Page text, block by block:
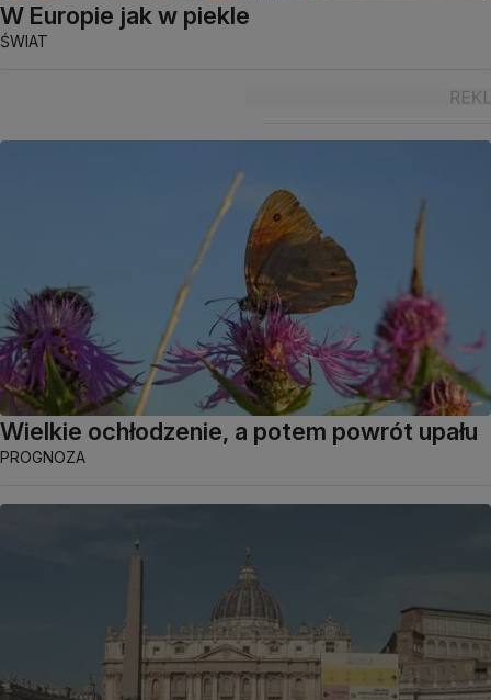
W Europie jak w piekle
ŚWIAT
Wielkie ochłodzenie, a potem powrót upału
PROGNOZA